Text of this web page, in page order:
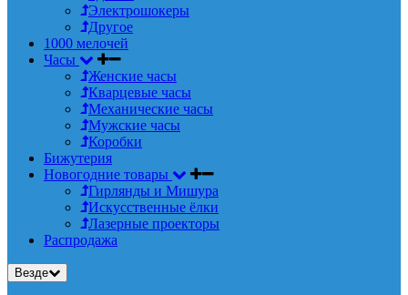
Электрошокеры
Другое
1000 мелочей
Часы
Женские часы
Кварцевые часы
Механические часы
Мужские часы
Коробки
Бижутерия
Новогодние товары
Гирлянды и Мишура
Искусственные ёлки
Лазерные проекторы
Распродажа
Везде